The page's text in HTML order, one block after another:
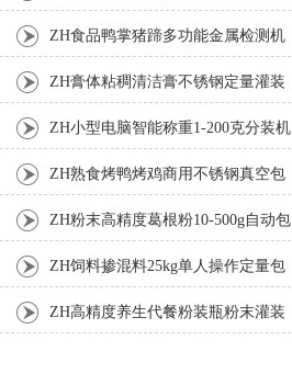
ZH食品鸭掌猪蹄多功能金属检测机
ZH膏体粘稠清洁膏不锈钢定量灌装
机厂家 ZH小型电脑智能称重1-200克分装机
ZH熟食烤鸭烤鸡商用不锈钢真空包
装机 ZH粉末高精度葛根粉10-500g自动包
装机 ZH饲料掺混料25kg单人操作定量包
装机 ZH高精度养生代餐粉装瓶粉末灌装